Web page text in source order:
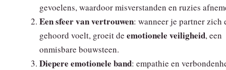
gevoelens, waardoor misverstanden en ruzies
Een sfeer van vertrouwen: wanneer je partner zich
gehoord voelt, groeit de emotionele veiligheid, een
onmisbare bouwsteen.
Diepere emotionele band: empathie en